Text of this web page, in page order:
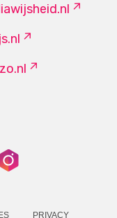
PRIVACY